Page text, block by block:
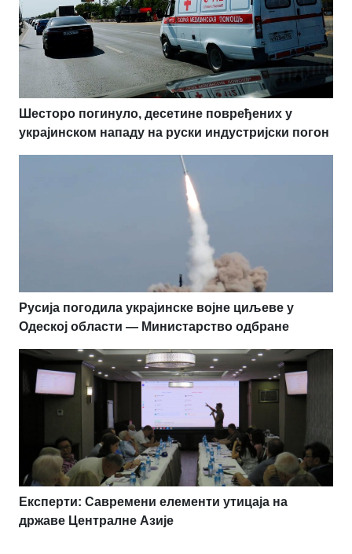
Шесторо погинуло, десетине повређених у
украјинском нападу на руски индустријски погон
Русија погодила украјинске војне циљеве у
Одеској области — Министарство одбране
Експерти: Савремени елементи утицаја на
државе Централне Азије